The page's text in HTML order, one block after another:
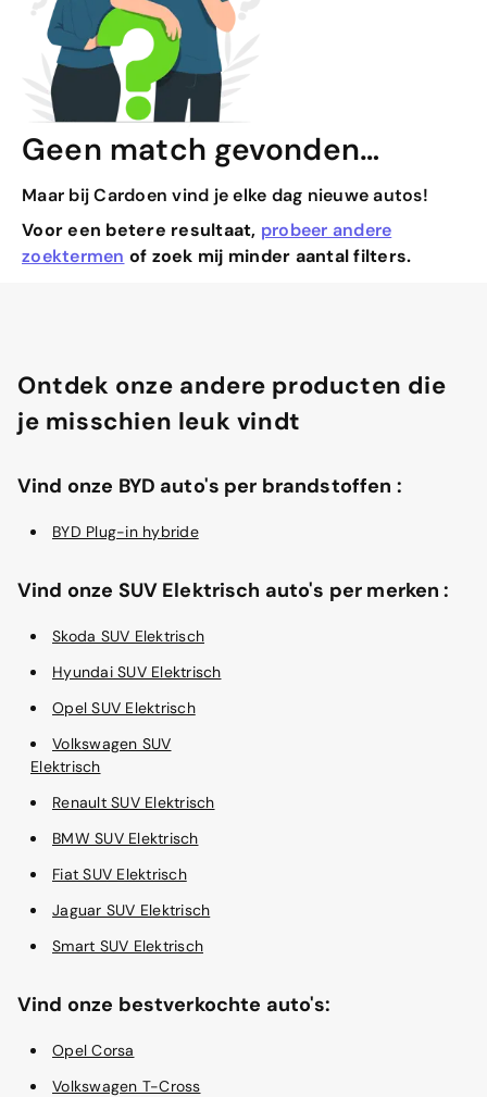
Geen match gevonden…
Maar bij Cardoen vind je elke dag nieuwe autos!
Voor een betere resultaat, probeer andere
zoektermen of zoek mij minder aantal filters.
Ontdek onze andere producten die
je misschien leuk vindt
Vind onze BYD auto's per brandstoffen :
BYD Plug-in hybride
Vind onze SUV Elektrisch auto's per merken :
Skoda SUV Elektrisch
Hyundai SUV Elektrisch
Opel SUV Elektrisch
Volkswagen SUV
Elektrisch
Renault SUV Elektrisch
BMW SUV Elektrisch
Fiat SUV Elektrisch
Jaguar SUV Elektrisch
Smart SUV Elektrisch
Vind onze bestverkochte auto's:
Opel Corsa
Volkswagen T-Cross